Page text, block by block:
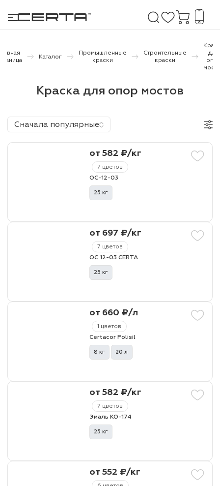
и дачи
бетону,
Каталог
Промышленные
краски
Строительные
краски
для
Краска для опор мостов
Сначала популярные
7 цветов
от 582 ₽/кг
ОС-12-03
25 кг
7 цветов
от 697 ₽/кг
ОС 12-03 CERTA
25 кг
1 цветов
от 660 ₽/л
Certacor Polisil
8 кг 20 л
7 цветов
от 582 ₽/кг
Эмаль КО-174
25 кг
от 552 ₽/кг